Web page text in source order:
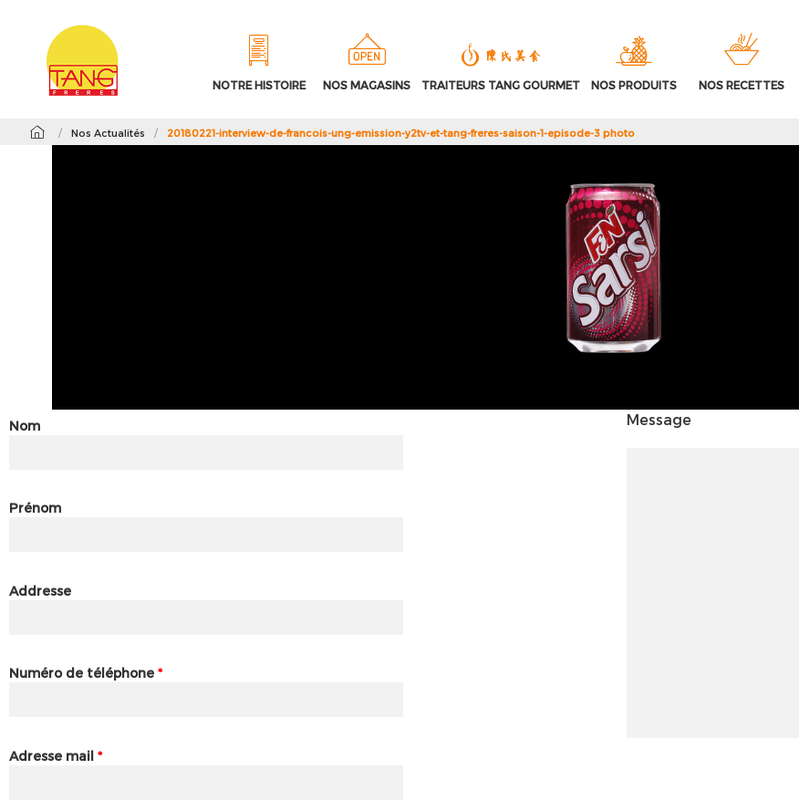
NOTRE HISTOIRE NOS MAGASINS TRAITEURS TANG GOURMET NOS PRODUITS NOS RECETTES
/ Nos Actualités / 20180221-interview-de-francois-ung-emission-y2tv-et-tang-freres-saison-1-episode-3 photo
Nom
Prénom
Addresse
Numéro de téléphone *
Adresse mail *
Message